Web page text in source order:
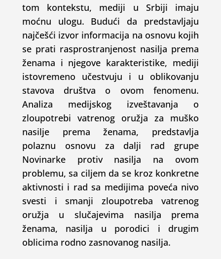
tom kontekstu, mediji u Srbiji imaju
moćnu ulogu. Budući da predstavljaju
najčešći izvor informacija na osnovu kojih
se prati rasprostranjenost nasilja prema
ženama i njegove karakteristike, mediji
istovremeno učestvuju i u oblikovanju
stavova društva o ovom fenomenu.
Analiza medijskog izveštavanja o
zloupotrebi vatrenog oružja za muško
nasilje prema ženama, predstavlja
polaznu osnovu za dalji rad grupe
Novinarke protiv nasilja na ovom
problemu, sa ciljem da se kroz konkretne
aktivnosti i rad sa medijima poveća nivo
svesti i smanji zloupotreba vatrenog
oružja u slučajevima nasilja prema
ženama, nasilja u porodici i drugim
oblicima rodno zasnovanog nasilja.